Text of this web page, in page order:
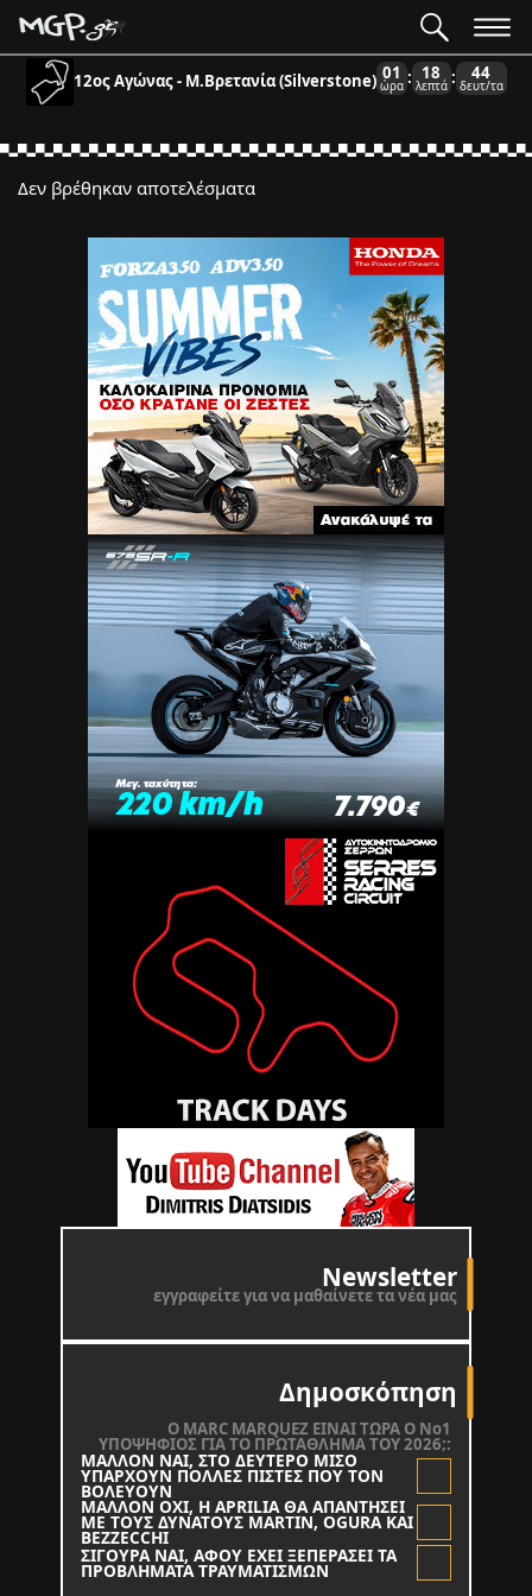
12ος Αγώνας - Μ.Βρετανία (Silverstone) 01
ώρα : 18
λεπτά : 44
δευτ/τα
Newsletter
εγγραφείτε για να μαθαίνετε τα νέα μας
Δημοσκόπηση
O MARC MARQUEZ ΕΙΝΑΙ ΤΩΡΑ Ο Νο1
ΥΠΟΨΗΦΙΟΣ ΓΙΑ ΤΟ ΠΡΩΤΑΘΛΗΜΑ ΤΟΥ 2026;:
ΜΑΛΛΟΝ ΝΑΙ, ΣΤΟ ΔΕΥΤΕΡΟ ΜΙΣΟ
ΥΠΑΡΧΟΥΝ ΠΟΛΛΕΣ ΠΙΣΤΕΣ ΠΟΥ ΤΟΝ
ΒΟΛΕΥΟΥΝ
ΜΑΛΛΟΝ ΟΧΙ, Η APRILIA ΘΑ ΑΠΑΝΤΗΣΕΙ
ΜΕ ΤΟΥΣ ΔΥΝΑΤΟΥΣ MARTIN, OGURA KAI
BEZZECCHI
ΣΙΓΟΥΡΑ ΝΑΙ, ΑΦΟΥ ΕΧΕΙ ΞΕΠΕΡΑΣΕΙ ΤΑ
ΠΡΟΒΛΗΜΑΤΑ ΤΡΑΥΜΑΤΙΣΜΩΝ
Δεν βρέθηκαν αποτελέσματα